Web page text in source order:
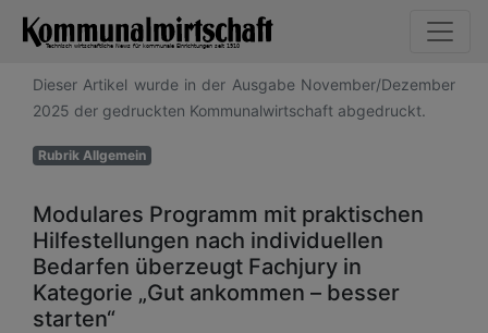
Dieser Artikel wurde in der Ausgabe November/Dezember
2025 der gedruckten Kommunalwirtschaft abgedruckt.
Rubrik Allgemein
Modulares Programm mit praktischen
Hilfestellungen nach individuellen
Bedarfen überzeugt Fachjury in
Kategorie „Gut ankommen – besser
starten“